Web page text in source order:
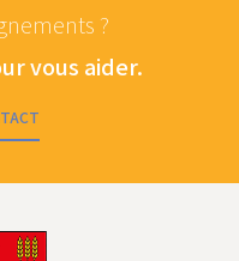
?
vous aider.